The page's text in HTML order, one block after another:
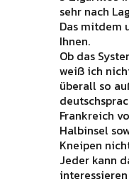
sehr nach
Das mitdem
Ihnen.
Ob das
weiß ich
überall so
Frankreich
Halbinsel
Kneipen
Jeder kann